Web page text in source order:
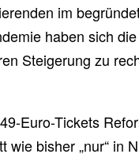
im
haben sich
Steigerung zu
Euro-Tickets
bisher „nur“ in